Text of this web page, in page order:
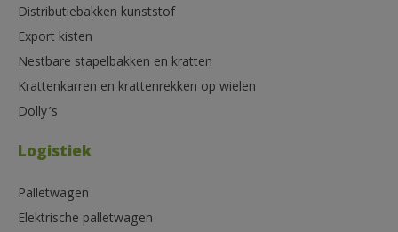
Distributiebakken kunststof
Export kisten
Nestbare stapelbakken en kratten
Krattenkarren en krattenrekken op wielen
Dolly’s
Logistiek
Palletwagen
Elektrische palletwagen